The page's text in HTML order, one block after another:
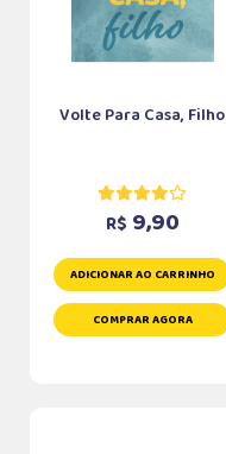
Volte Para Casa, Filho
R$ 9,90
ADICIONAR AO CARRINHO
COMPRAR AGORA